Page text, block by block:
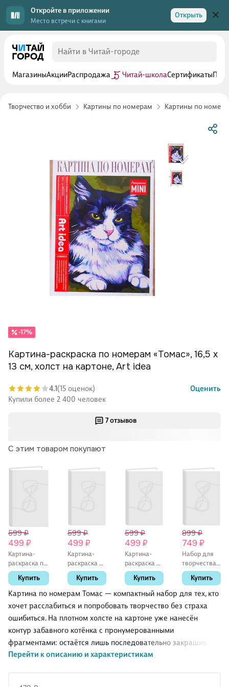
Откройте в приложении
Место встречи с книгами
Открыть
МагазиныАкцииРаспродажа Читай-школаСертификаты
Творчество и хобби Картины по номерам Картины по
7 отзывов
Картина по номерам Томас — компактный набор для тех, кто
хочет расслабиться и попробовать творчество без страха
ошибиться. На плотном холсте на картоне уже нанесён
контур забавного котёнка с пронумерованными
фрагментами: остаётся лишь последовательно закрашивать
участки нужными цветами и наблюдать, как из простых
Перейти к описанию и характеристикам
С этим товаром покупают
599 ₽
499 ₽
Картина-
раскраска по
номерам
«Счастливый
котик в
поле», 20 х 14
см,
Артвентура
Купить
599 ₽
499 ₽
Картина-
раскраска по
номерам
«Корги», 20 х
14 см,
Артвентура
Купить
599 ₽
499 ₽
Картина-
раскраска по
номерам
«Цветущие
лимоны», 20
Артвентура
Купить
899 ₽
749 ₽
Набор для
творчества
Феникс+.
Алмазная
мозаика
фонариками»,
30 х 40 см
Купить
-17%
Картина-раскраска по номерам «Томас», 16,5 х
13 см, холст на картоне, Art idea
4.1(15 оценок)
Оценить
Купили более 2 400 человек